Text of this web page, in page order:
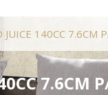
JUICE 140CC
7.6CM